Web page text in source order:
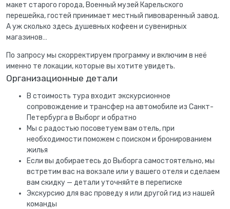
макет старого города, Военный музей Карельского
перешейка, гостей принимает местный пивоваренный завод.
А уж сколько здесь душевных кофеен и сувенирных
магазинов…
По запросу мы скорректируем программу и включим в неё
именно те локации, которые вы хотите увидеть.
Организационные детали
В стоимость тура входит экскурсионное
сопровождение и трансфер на автомобиле из Санкт-
Петербурга в Выборг и обратно
Мы с радостью посоветуем вам отель, при
необходимости поможем с поиском и бронированием
жилья
Если вы добираетесь до Выборга самостоятельно, мы
встретим вас на вокзале или у вашего отеля и сделаем
вам скидку — детали уточняйте в переписке
Экскурсию для вас проведу я или другой гид из нашей
команды